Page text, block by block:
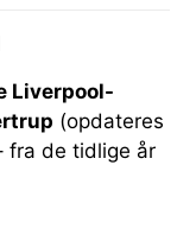
Liverpool-
(opdateres
fra de tidlige år